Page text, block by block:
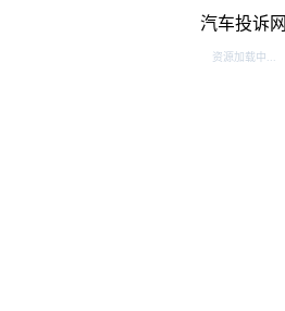
汽车投诉网
资源加载中...